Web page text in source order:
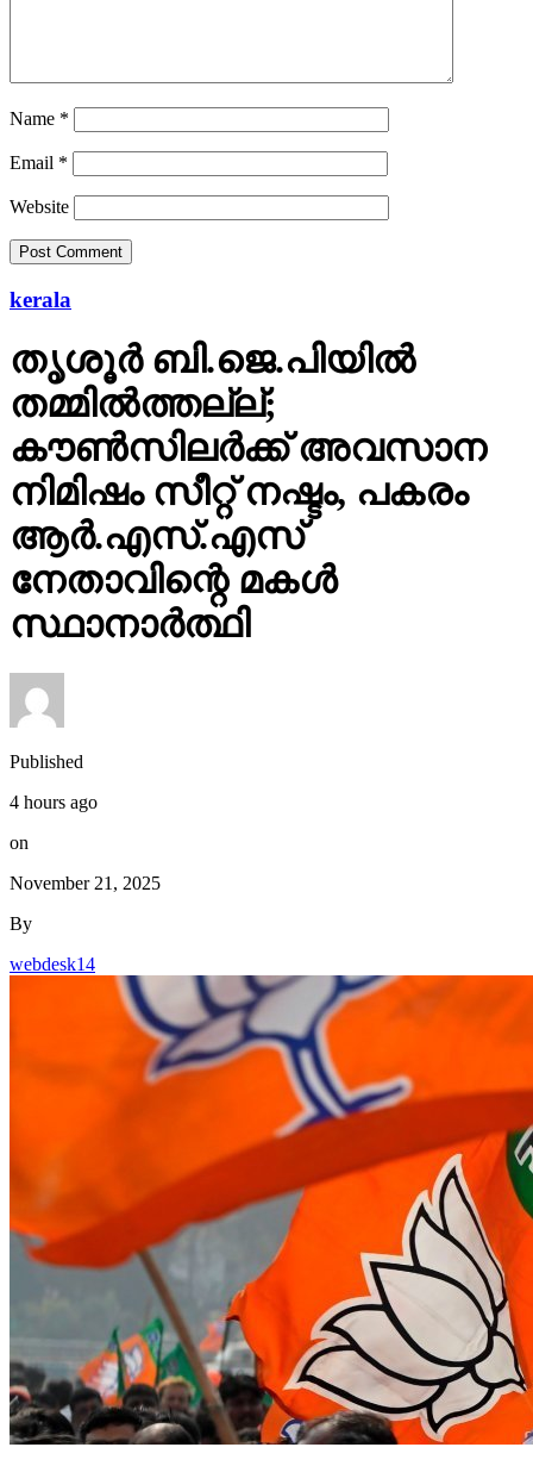
Name *
Email *
Website
kerala
തൃശൂര്‍ ബി.ജെ.പിയില്‍
തമ്മില്‍ത്തല്ല്;
കൗണ്‍സിലര്‍ക്ക് അവസാന
നിമിഷം സീറ്റ് നഷ്ടം, പകരം
ആര്‍.എസ്.എസ്
നേതാവിന്റെ മകള്‍
സ്ഥാനാര്‍ത്ഥി
Published
4 hours ago
on
November 21, 2025
By
webdesk14